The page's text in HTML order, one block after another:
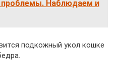
проблемы. Наблюдаем и
подкожный укол кошке